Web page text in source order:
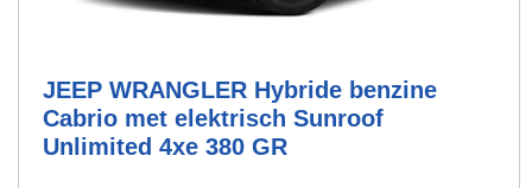
JEEP WRANGLER Hybride benzine
Cabrio met elektrisch Sunroof
Unlimited 4xe 380 GR